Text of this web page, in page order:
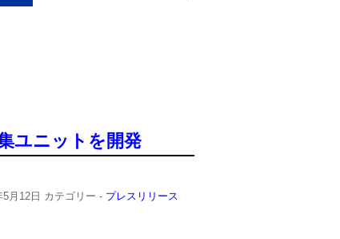
ユニットを開発
月12日
カテゴリー - プレスリリース